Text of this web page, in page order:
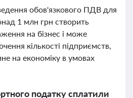
обов'язкового ПДВ для
1 млн грн створить
на бізнес і може
кількості підприємств,
на економіку в умовах
податку сплатили